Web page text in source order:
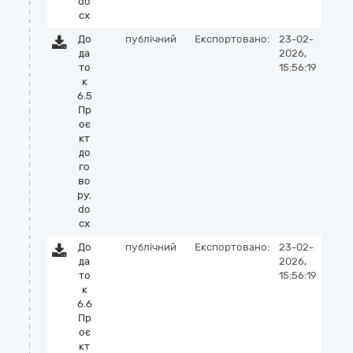
cx
До
да
то
к
6.5
Пр
оє
кт
до
го
во
ру.
do
cx
публічний Експортовано:
23-02-
2026,
15:56:19
До
да
то
к
6.6
Пр
оє
кт
публічний Експортовано:
23-02-
2026,
15:56:19